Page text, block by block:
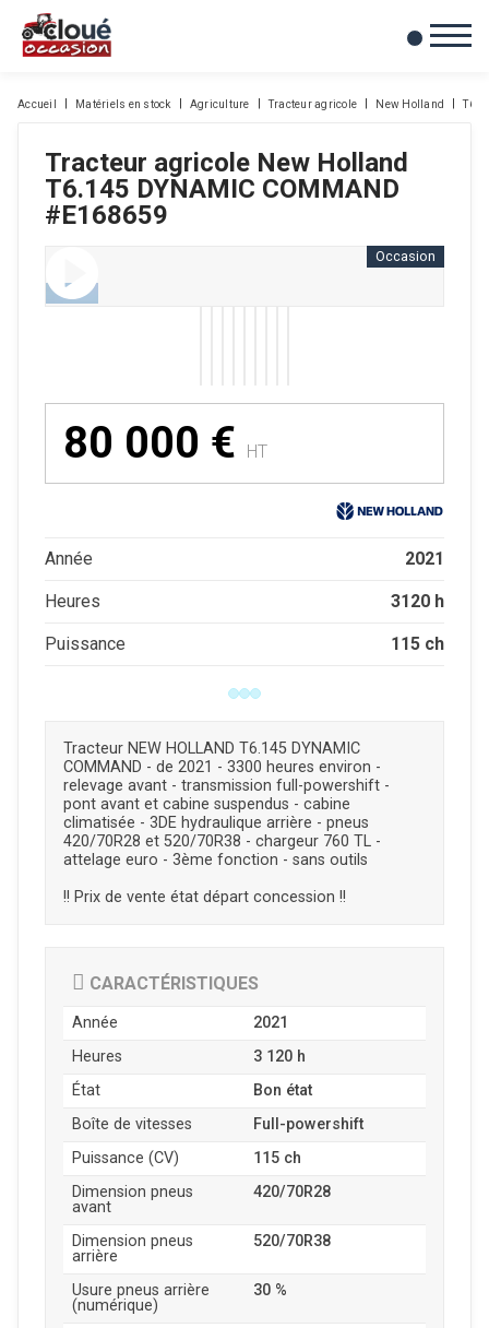
Mes favoris
0
Accueil Matériels en stock Agriculture Tracteur agricole New Holland
Tracteur agricole New Holland
T6.145 DYNAMIC COMMAND
#E168659
Occasion
Tracteur NEW HOLLAND T6.145 DYNAMIC
COMMAND - de 2021 - 3300 heures environ -
relevage avant - transmission full-powershift -
pont avant et cabine suspendus - cabine
climatisée - 3DE hydraulique arrière - pneus
420/70R28 et 520/70R38 - chargeur 760 TL -
attelage euro - 3ème fonction - sans outils
!! Prix de vente état départ concession !!
CARACTÉRISTIQUES
Année
2021
Heures
3 120 h
État
Bon état
Boîte de vitesses
Full-powershift
Puissance (CV)
115 ch
Dimension pneus
avant
420/70R28
Dimension pneus
arrière
520/70R38
Usure pneus arrière
(numérique)
30 %
80 000 € HT
Année 2021
Heures 3120 h
Puissance 115 ch